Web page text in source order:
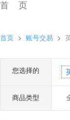
首 页
首页 账号交易
您选择的
商品类型